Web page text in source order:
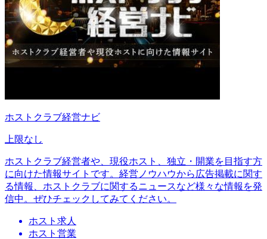
ホストクラブ経営ナビ
上限なし
ホストクラブ経営者や、現役ホスト、独立・開業を目指す方
に向けた情報サイトです。経営ノウハウから広告掲載に関す
る情報、ホストクラブに関するニュースなど様々な情報を発
信中。ぜひチェックしてみてください。
ホスト求人
ホスト営業